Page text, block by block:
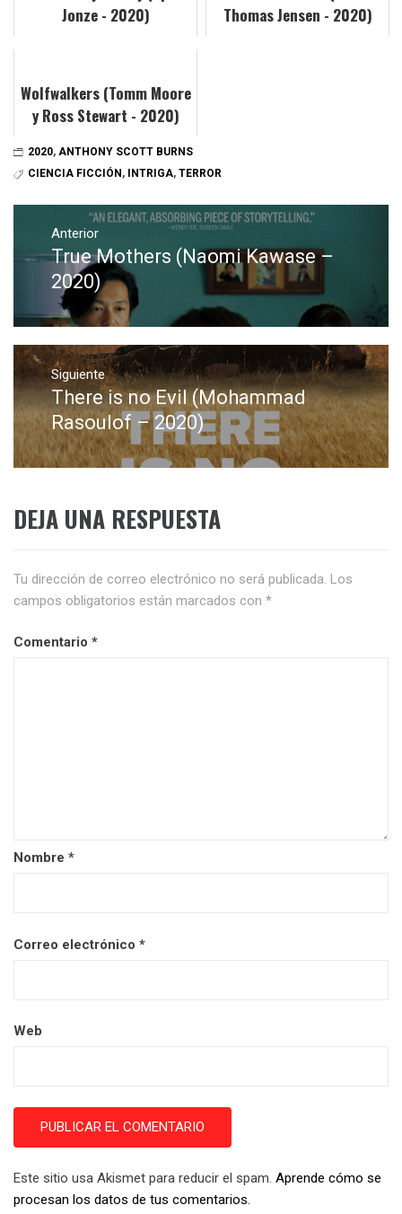
Jonze - 2020)
Thomas Jensen - 2020)
Wolfwalkers (Tomm Moore
y Ross Stewart - 2020)
2020, ANTHONY SCOTT BURNS
CIENCIA FICCIÓN , INTRIGA, TERROR
Navegación
entradas
Anterior
Entrada
anterior:
True Mothers (Naomi Kawase –
2020)
Siguiente
Entrada
siguiente:
There is no Evil (Mohammad
Rasoulof – 2020)
DEJA UNA RESPUESTA
Tu dirección de correo electrónico no será publicada. Los
campos obligatorios están marcados con *
Comentario *
Nombre *
Correo electrónico *
Web
Este sitio usa Akismet para reducir el spam. Aprende cómo se
procesan los datos de tus comentarios.